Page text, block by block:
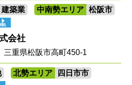
築業 中南勢エリア 松阪市
会社
重県松阪市高町450-1
北勢エリア 四日市市